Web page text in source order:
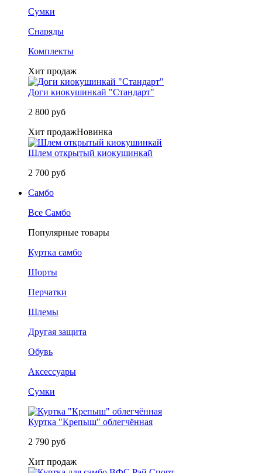
Сумки
Снаряды
Комплекты
Хит продаж
Доги киокушинкай "Стандарт"
2 800 руб
Хит продажНовинка
Шлем открытый киокушинкай
2 700 руб
Самбо
Все Самбо
Популярные товары
Куртка самбо
Шорты
Перчатки
Шлемы
Другая защита
Обувь
Аксессуары
Сумки
Куртка "Крепыш" облегчённая
2 790 руб
Хит продаж